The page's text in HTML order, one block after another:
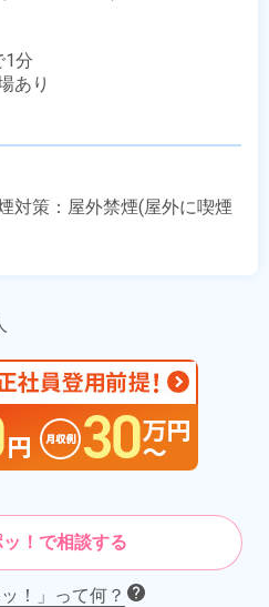
1分
あり
対策：屋外禁煙(屋外に喫煙
！で相談する
！」って何？